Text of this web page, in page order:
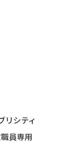
リシティ
員専用